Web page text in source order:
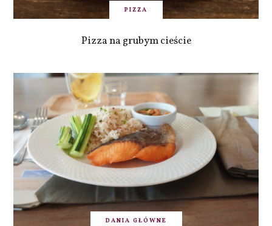
PIZZA
Pizza na grubym cieście
DANIA GŁÓWNE